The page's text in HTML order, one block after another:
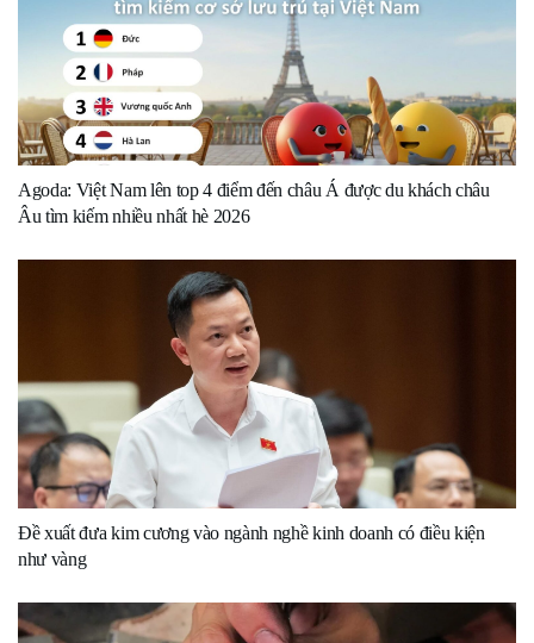
Agoda: Việt Nam lên top 4 điểm đến châu Á được du khách châu
Âu tìm kiếm nhiều nhất hè 2026
Đề xuất đưa kim cương vào ngành nghề kinh doanh có điều kiện
như vàng